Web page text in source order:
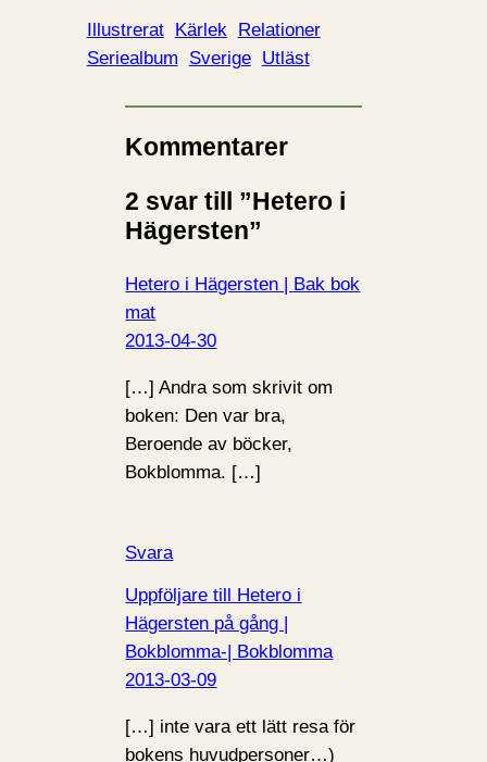
Illustrerat Kärlek
Relationer
Seriealbum
Sverige Utläst
Kommentarer
2 svar till ”Hetero i
Hägersten”
Hetero i Hägersten | Bak bok
mat
2013-04-30
[…] Andra som skrivit om
boken: Den var bra,
Beroende av böcker,
Bokblomma. […]
Svara
Uppföljare till Hetero i
Hägersten på gång |
Bokblomma-| Bokblomma
2013-03-09
[…] inte vara ett lätt resa för
bokens huvudpersoner…)